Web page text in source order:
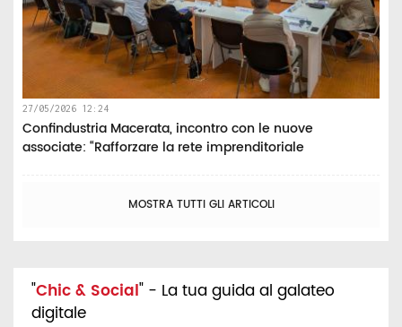
27/05/2026 12:24
Confindustria Macerata, incontro con le nuove
associate: “Rafforzare la rete imprenditoriale
MOSTRA TUTTI GLI ARTICOLI
"Chic & Social" - La tua guida al galateo
digitale